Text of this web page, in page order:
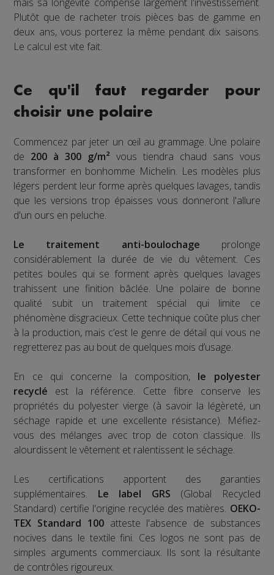
Plutôt que de racheter trois pièces bas de gamme en
deux ans, vous porterez la même pendant dix saisons.
Le calcul est vite fait.
Ce qu'il faut regarder pour
choisir une polaire
Commencez par jeter un œil au grammage. Une polaire
de 200 à 300 g/m² vous tiendra chaud sans vous
transformer en bonhomme Michelin. Les modèles plus
légers perdent leur forme après quelques lavages, tandis
que les versions trop épaisses vous donneront l'allure
d'un ours en peluche.
Le traitement anti-boulochage prolonge
considérablement la durée de vie du vêtement. Ces
petites boules qui se forment après quelques lavages
trahissent une finition bâclée. Une polaire de bonne
qualité subit un traitement spécial qui limite ce
phénomène disgracieux. Cette technique coûte plus cher
à la production, mais c’est le genre de détail qui vous ne
regretterez pas au bout de quelques mois d’usage.
En ce qui concerne la composition, le polyester
recyclé est la référence. Cette fibre conserve les
propriétés du polyester vierge (à savoir la légèreté, un
séchage rapide et une excellente résistance). Méfiez-
vous des mélanges avec trop de coton classique. Ils
alourdissent le vêtement et ralentissent le séchage.
Les certifications apportent des garanties
supplémentaires. Le label GRS (Global Recycled
Standard) certifie l'origine recyclée des matières. OEKO-
TEX Standard 100atteste l'absence de substances
nocives dans le textile fini. Ces logos ne sont pas de
simples arguments commerciaux. Ils sont la résultante
de contrôles rigoureux.